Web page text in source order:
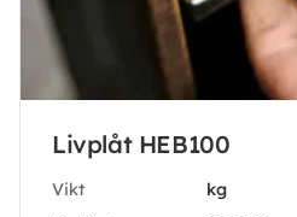
Livplåt HEB100
Vikt
kg